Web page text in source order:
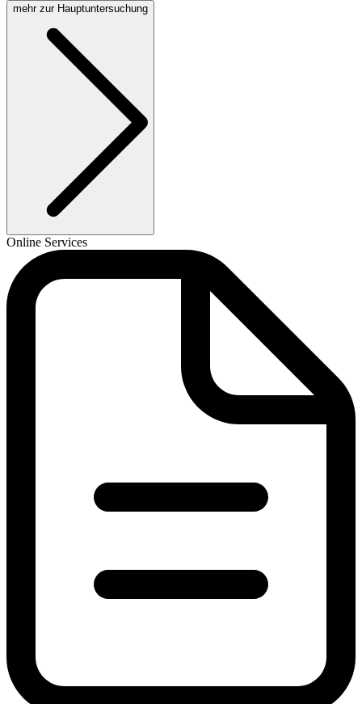
mehr zur Hauptuntersuchung
Online Services